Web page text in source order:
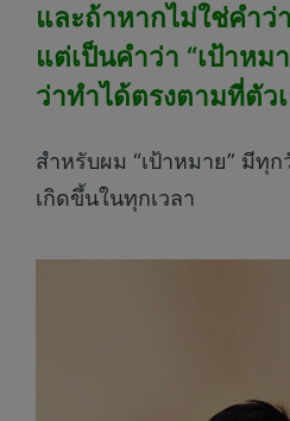
และถ้าหากไม่ใช่คำว่
แต่เป็นคำว่า “เป้าห
ว่าทำได้ตรงตามที่ตัว
สำหรับผม “เป้าหมาย” มีทุก
เกิดขึ้นในทุกเวลา